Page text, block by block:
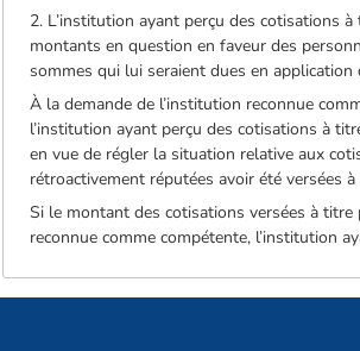
2. L’institution ayant perçu des cotisations
montants en question en faveur des
sommes qui lui seraient dues en application
À la demande de l’institution reconnue
l’institution ayant perçu des cotisations à
en vue de régler la situation relative aux
rétroactivement réputées avoir été versées
Si le montant des cotisations versées à
reconnue comme compétente, l’institution